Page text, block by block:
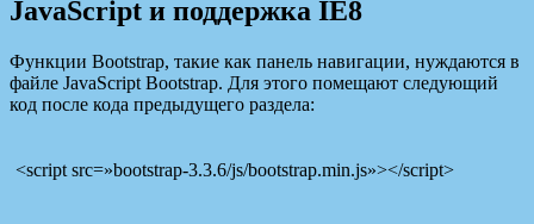
JavaScript и поддержка IE8
Функции Bootstrap, такие как панель навигации, нуждаются в
файле JavaScript Bootstrap. Для этого помещают следующий
код после кода предыдущего раздела:
<script src=»bootstrap-3.3.6/js/bootstrap.min.js»></script>